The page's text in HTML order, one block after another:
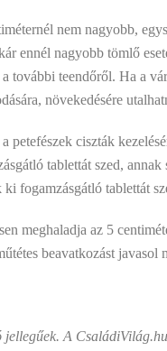
nem nagyobb,
ennél nagyobb tömlő
további teendőről. Ha a
növekedésére
petefészek ciszták
tablettát szed,
fogamzásgátló tablettát
meghaladja az 5
beavatkozást javasol
A